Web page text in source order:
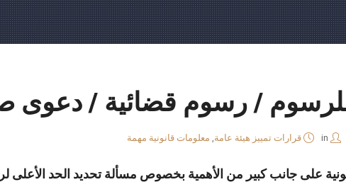
للرسوم / رسوم قضائية / دعوى
in قرارات تمييز هيئة عامة, معلومات قانونية مهمة
على جانب كبير من الأهمية بخصوص مسألة تحديد الحد